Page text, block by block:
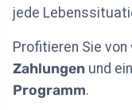
jede
Profitieren Sie von
Zahlungen und
Programm.